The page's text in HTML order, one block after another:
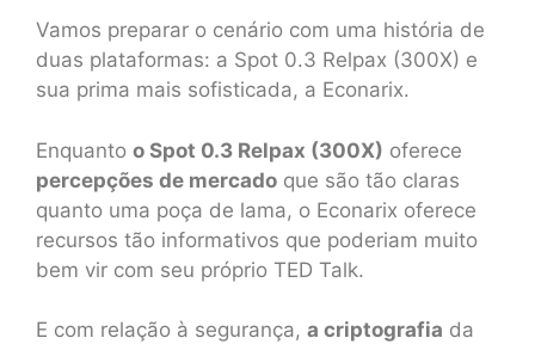
Vamos preparar o cenário com uma história de
duas plataformas: a Spot 0.3 Relpax (300X) e
sua prima mais sofisticada, a Econarix.
Enquanto o Spot 0.3 Relpax (300X) oferece
percepções de mercado que são tão claras
quanto uma poça de lama, o Econarix oferece
recursos tão informativos que poderiam muito
bem vir com seu próprio TED Talk.
E com relação à segurança, a criptografia da